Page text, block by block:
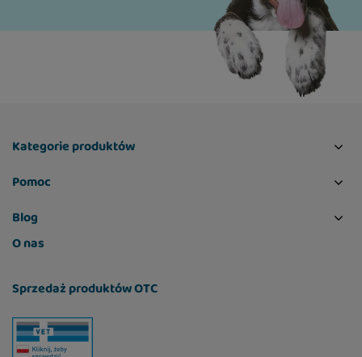
Kategorie produktów
Pomoc
Blog
O nas
Sprzedaż produktów OTC